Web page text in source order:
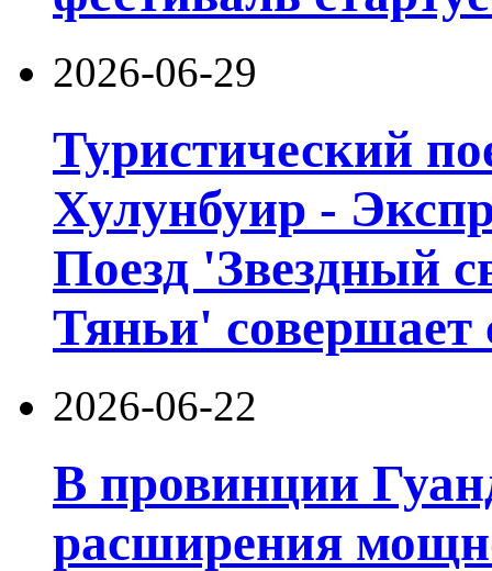
2026-06-29
Туристический
Хулунбуир -
Поезд 'Звездный
Тяньи' совершает
2026-06-22
В провинции
расширения